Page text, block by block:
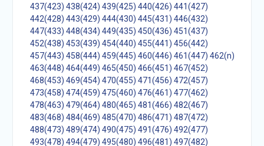
437(423) 438(424) 439(425) 440(426) 441(427)
442(428) 443(429) 444(430) 445(431) 446(432)
447(433) 448(434) 449(435) 450(436) 451(437)
452(438) 453(439) 454(440) 455(441) 456(442)
457(443) 458(444) 459(445) 460(446) 461(447) 462(n)
463(448) 464(449) 465(450) 466(451) 467(452)
468(453) 469(454) 470(455) 471(456) 472(457)
473(458) 474(459) 475(460) 476(461) 477(462)
478(463) 479(464) 480(465) 481(466) 482(467)
483(468) 484(469) 485(470) 486(471) 487(472)
488(473) 489(474) 490(475) 491(476) 492(477)
493(478) 494(479) 495(480) 496(481) 497(482)